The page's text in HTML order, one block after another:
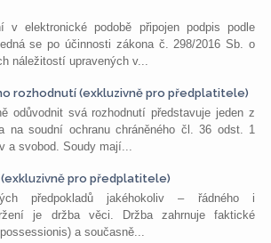
v elektronické podobě připojen podpis podle
se po účinnosti zákona č. 298/2016 Sb. o
náležitostí upravených v...
rozhodnutí (exkluzivně pro předplatitele)
odůvodnit svá rozhodnutí představuje jeden z
na soudní ochranu chráněného čl. 36 odst. 1
a svobod. Soudy mají...
pro předplatitele)
předpokladů jakéhokoliv – řádného i
je držba věci. Držba zahrnuje faktické
a současně...